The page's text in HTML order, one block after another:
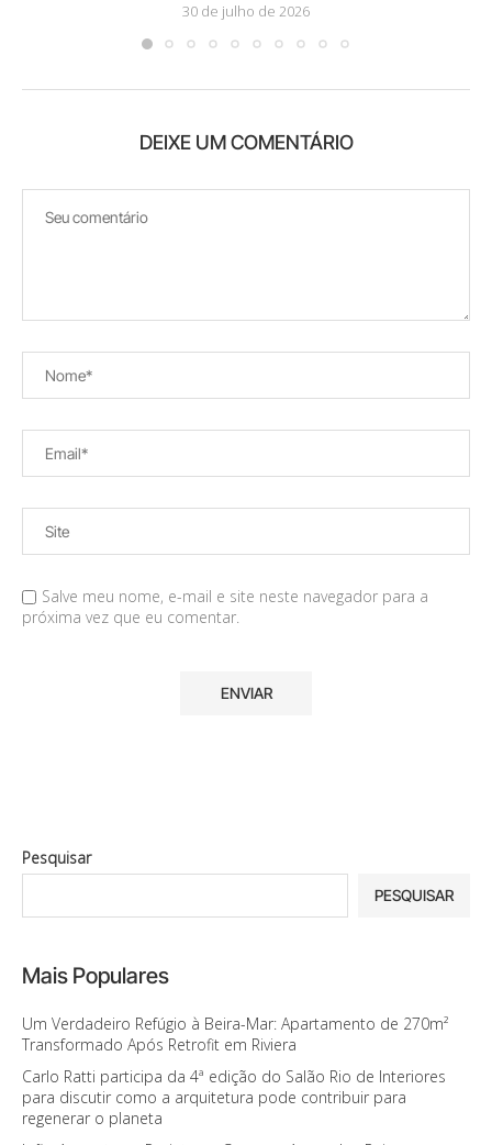
30 de julho de 2026
DEIXE UM COMENTÁRIO
Salve meu nome, e-mail e site neste navegador para a
próxima vez que eu comentar.
Pesquisar
PESQUISAR
Mais Populares
Um Verdadeiro Refúgio à Beira-Mar: Apartamento de 270m²
Transformado Após Retrofit em Riviera
Carlo Ratti participa da 4ª edição do Salão Rio de Interiores
para discutir como a arquitetura pode contribuir para
regenerar o planeta